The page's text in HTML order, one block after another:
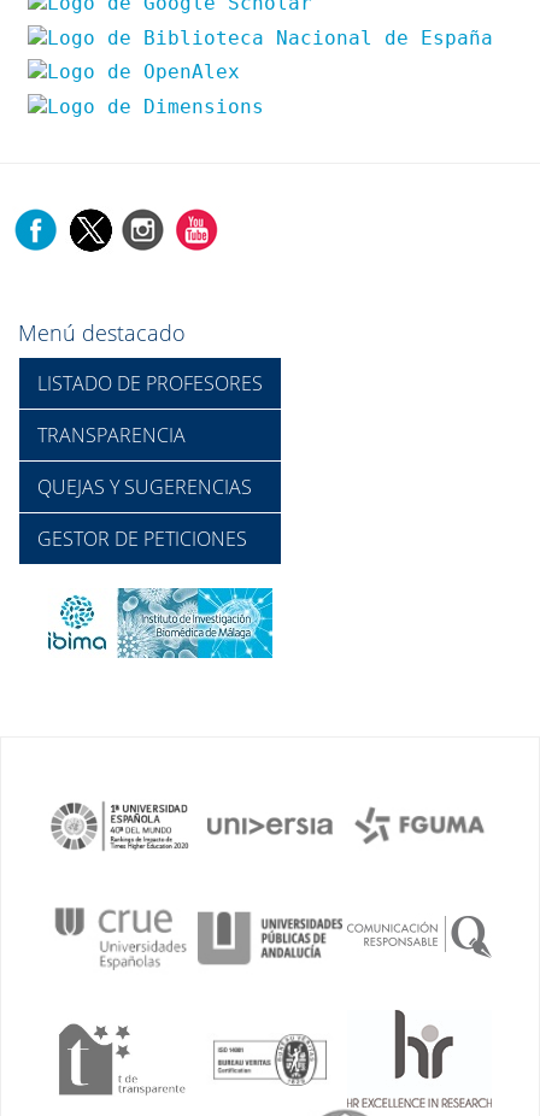
Menú destacado
LISTADO DE PROFESORES
TRANSPARENCIA
QUEJAS Y SUGERENCIAS
GESTOR DE PETICIONES